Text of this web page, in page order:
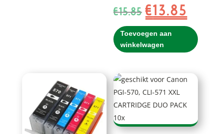
€15.85 Oorspronkelijke
prijs
was:
€15.85.
€13.85
prijs
is:
€13.85.
Toevoegen aan
winkelwagen